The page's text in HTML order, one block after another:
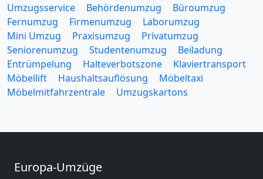
Umzugsservice Behördenumzug
Büroumzug
Fernumzug
Firmenumzug
Laborumzug
Mini Umzug
Praxisumzug
Privatumzug
Seniorenumzug
Studentenumzug
Beiladung
Entrümpelung
Halteverbotszone
Klaviertransport
Möbellift
Haushaltsauflösung
Möbeltaxi
Möbelmitfahrzentrale
Umzugskartons
Europa-Umzüge